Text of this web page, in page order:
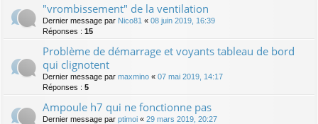
"vrombissement" de la ventilation
Dernier message par Nico81 « 08 juin 2019, 16:39
Réponses : 15
Problème de démarrage et voyants tableau de bord
qui clignotent
Dernier message par maxmino « 07 mai 2019, 14:17
Réponses : 5
Ampoule h7 qui ne fonctionne pas
Dernier message par ptimoi « 29 mars 2019, 20:27